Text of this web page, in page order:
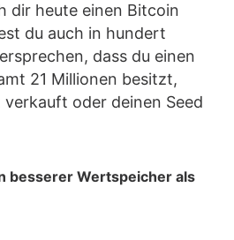
dir heute einen Bitcoin
du auch in hundert
dass du einen
21 Millionen besitzt,
oder deinen Seed
besserer Wertspeicher als